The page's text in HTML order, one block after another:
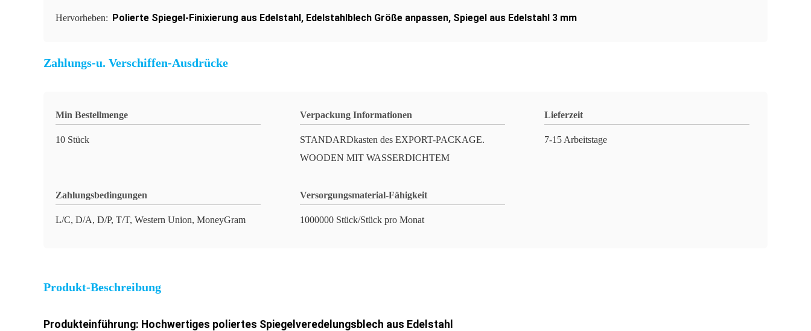
Hervorheben: Polierte Spiegel-Finixierung aus Edelstahl, Edelstahlblech Größe anpassen, Spiegel aus Edelstahl 3 mm
Zahlungs-u. Verschiffen-Ausdrücke
Min Bestellmenge
10 Stück
Verpackung Informationen
STANDARDkasten des EXPORT-PACKAGE.
WOODEN MIT WASSERDICHTEM
Lieferzeit
7-15 Arbeitstage
Zahlungsbedingungen
L/C, D/A, D/P, T/T, Western Union, MoneyGram
Versorgungsmaterial-Fähigkeit
1000000 Stück/Stück pro Monat
Produkt-Beschreibung
Produkteinführung: Hochwertiges poliertes Spiegelveredelungsblech aus Edelstahl